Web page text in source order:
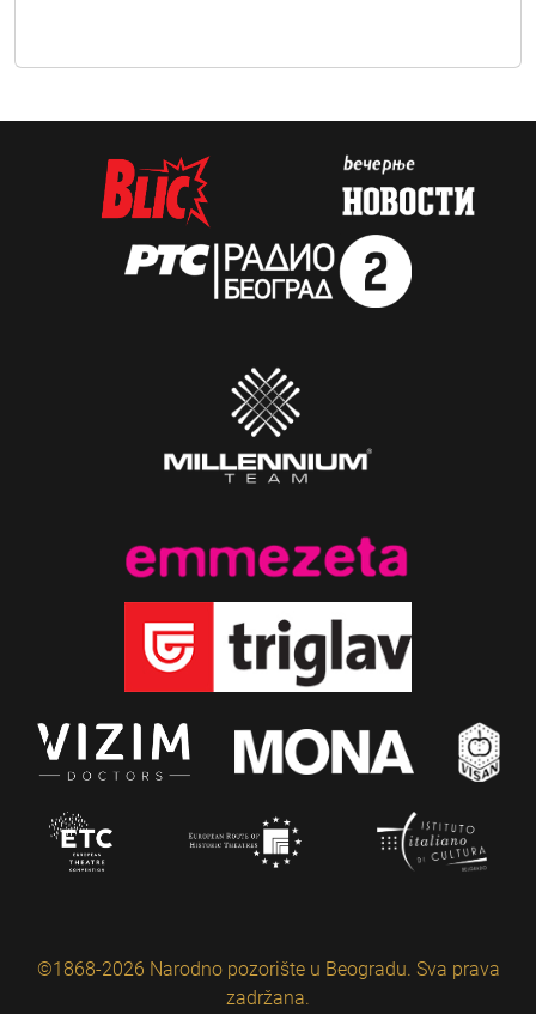
©1868-2026 Narodno pozorište u Beogradu. Sva prava
zadržana.